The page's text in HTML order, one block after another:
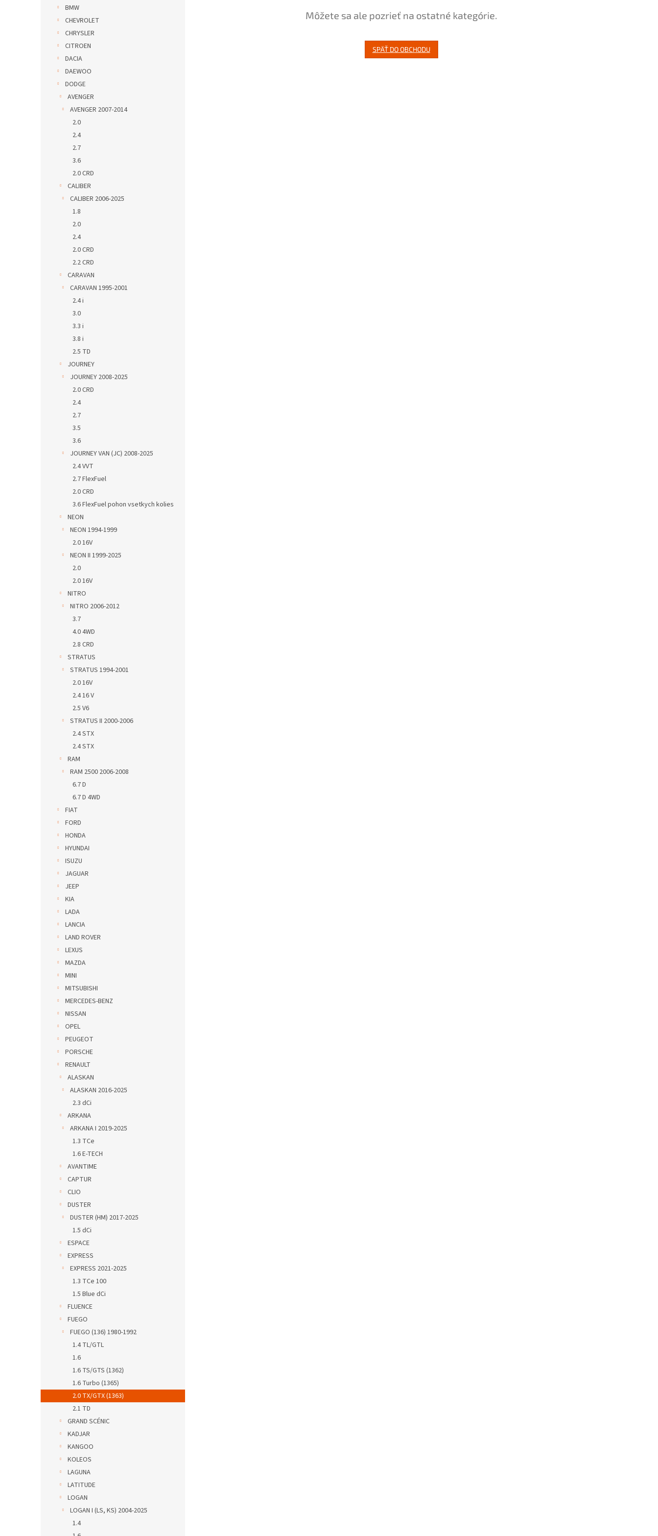
BMW
CHEVROLET
CHRYSLER
CITROEN
DACIA
DAEWOO
DODGE
AVENGER
AVENGER 2007-2014
2.0
2.4
2.7
3.6
2.0 CRD
CALIBER
CALIBER 2006-2025
1.8
2.0
2.4
2.0 CRD
2.2 CRD
CARAVAN
CARAVAN 1995-2001
2.4 i
3.0
3.3 i
3.8 i
2.5 TD
JOURNEY
JOURNEY 2008-2025
2.0 CRD
2.4
2.7
3.5
3.6
JOURNEY VAN (JC) 2008-2025
2.4 VVT
2.7 FlexFuel
2.0 CRD
3.6 FlexFuel pohon vsetkych kolies
NEON
NEON 1994-1999
2.0 16V
NEON II 1999-2025
2.0
2.0 16V
NITRO
NITRO 2006-2012
3.7
4.0 4WD
2.8 CRD
STRATUS
STRATUS 1994-2001
2.0 16V
2.4 16 V
2.5 V6
STRATUS II 2000-2006
2.4 STX
2.4 STX
RAM
RAM 2500 2006-2008
6.7 D
6.7 D 4WD
FIAT
FORD
HONDA
HYUNDAI
ISUZU
JAGUAR
JEEP
KIA
LADA
LANCIA
LAND ROVER
LEXUS
MAZDA
MINI
MITSUBISHI
MERCEDES-BENZ
NISSAN
OPEL
PEUGEOT
PORSCHE
RENAULT
ALASKAN
ALASKAN 2016-2025
2.3 dCi
ARKANA
ARKANA I 2019-2025
1.3 TCe
1.6 E-TECH
AVANTIME
CAPTUR
CLIO
DUSTER
DUSTER (HM) 2017-2025
1.5 dCi
ESPACE
EXPRESS
EXPRESS 2021-2025
1.3 TCe 100
1.5 Blue dCi
FLUENCE
FUEGO
FUEGO (136) 1980-1992
1.4 TL/GTL
1.6
1.6 TS/GTS (1362)
1.6 Turbo (1365)
2.0 TX/GTX (1363)
2.1 TD
GRAND SCÉNIC
KADJAR
KANGOO
KOLEOS
LAGUNA
LATITUDE
LOGAN
LOGAN I (LS, KS) 2004-2025
1.4
Môžete sa ale pozrieť na ostatné kategórie.
SPÄŤ DO OBCHODU